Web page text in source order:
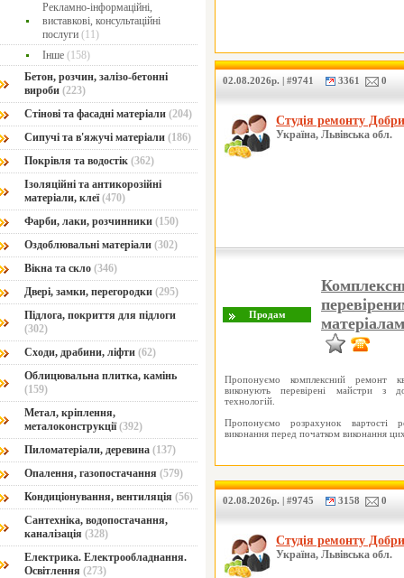
Рекламно-інформаційні,
виставкові, консультаційні
послуги (11)
Інше (158)
Бетон, розчин, залізо-бетонні
вироби (223)
Стінові та фасадні матеріали (204)
Сипучі та в'яжучі матеріали (186)
Покрівля та водостік (362)
Ізоляційні та антикорозійні
матеріали, клеї(470)
Фарби, лаки, розчинники (150)
Оздоблювальні матеріали (302)
Вікна та скло (346)
Двері, замки, перегородки (295)
Підлога, покриття для підлоги
(302)
Сходи, драбини, ліфти (62)
Облицювальна плитка, камінь
(159)
Метал, кріплення,
металоконструкції(392)
Пиломатеріали, деревина (137)
Опалення, газопостачання (579)
Кондиціонування, вентиляція (56)
Сантехніка, водопостачання,
каналізація (328)
Електрика. Електрообладнання.
Освітлення (273)
02.08.2026р. | #9741 3361 0
Студія ремонту
Україна, Львівська обл.
Пропонуємо комплексний ремонт
виконують перевірені майстри з
технологій.
Пропонуємо розрахунок вартості
виконання перед початком виконання
02.08.2026р. | #9745 3158 0
Студія ремонту
Україна, Львівська обл.